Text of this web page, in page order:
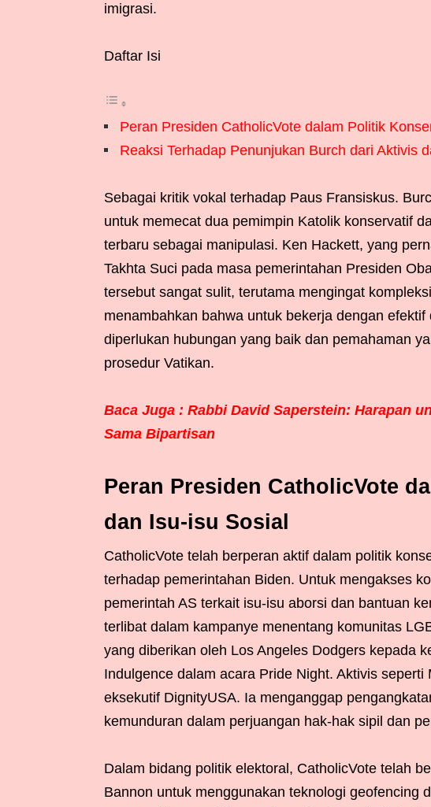
imigrasi.
Daftar Isi
Peran Presiden CatholicVote dalam Politik
Reaksi Terhadap Penunjukan Burch dari Aktivis
Sebagai kritik vokal terhadap Paus Fransiskus.
untuk memecat dua pemimpin Katolik konservatif
terbaru sebagai manipulasi. Ken Hackett, yang
Takhta Suci pada masa pemerintahan Presiden
tersebut sangat sulit, terutama mengingat
menambahkan bahwa untuk bekerja dengan
diperlukan hubungan yang baik dan pemahaman
prosedur Vatikan.
Baca Juga : Rabbi David Saperstein: Harapan
Sama Bipartisan
Peran Presiden CatholicVote
dan Isu-isu Sosial
CatholicVote telah berperan aktif dalam politik
terhadap pemerintahan Biden. Untuk mengakses
pemerintah AS terkait isu-isu aborsi dan bantuan
terlibat dalam kampanye menentang komunitas
yang diberikan oleh Los Angeles Dodgers kepada
Indulgence dalam acara Pride Night. Aktivis
eksekutif DignityUSA. Ia menganggap
kemunduran dalam perjuangan hak-hak sipil dan
Dalam bidang politik elektoral, CatholicVote telah
Bannon untuk menggunakan teknologi geofencing